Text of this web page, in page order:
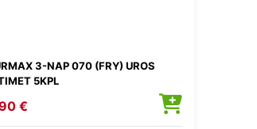
3-NAP 070 (FRY) UROS
5KPL
€